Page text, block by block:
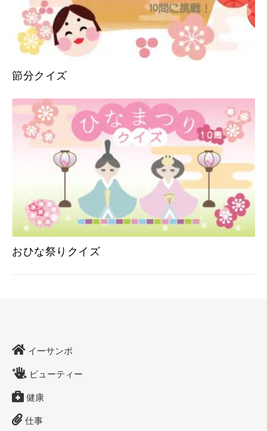
節分クイズ
おひな祭りクイズ
イーサンポ
ビューティー
健康
仕事